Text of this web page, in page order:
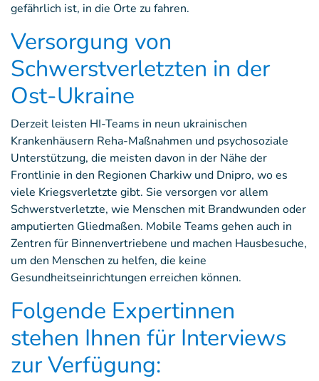
gefährlich ist, in die Orte zu fahren.
Versorgung von
Schwerstverletzten in der
Ost-Ukraine
Derzeit leisten HI-Teams in neun ukrainischen
Krankenhäusern Reha-Maßnahmen und psychosoziale
Unterstützung, die meisten davon in der Nähe der
Frontlinie in den Regionen Charkiw und Dnipro, wo es
viele Kriegsverletzte gibt. Sie versorgen vor allem
Schwerstverletzte, wie Menschen mit Brandwunden oder
amputierten Gliedmaßen. Mobile Teams gehen auch in
Zentren für Binnenvertriebene und machen Hausbesuche,
um den Menschen zu helfen, die keine
Gesundheitseinrichtungen erreichen können.
Folgende Expertinnen
stehen Ihnen für Interviews
zur Verfügung: